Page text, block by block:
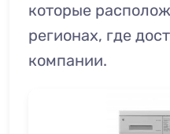
которые
регионах, где
компании.